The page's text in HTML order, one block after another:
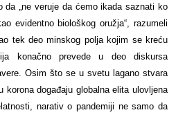
da „ne veruje da ćemo ikada saznati ko
evidentno biološkog oružja“, razumeli
tek deo minskog polja kojim se kreću
konačno prevede u deo diskursa
Osim što se u svetu lagano stvara
korona događaju globalna elita ulovljena
narativ o pandemiji ne samo da